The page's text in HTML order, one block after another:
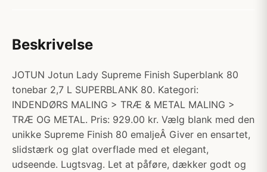
Beskrivelse
JOTUN Jotun Lady Supreme Finish Superblank 80
tonebar 2,7 L SUPERBLANK 80. Kategori:
INDENDØRS MALING > TRÆ & METAL MALING >
TRÆ OG METAL. Pris: 929.00 kr. Vælg blank med den
unikke Supreme Finish 80 emaljeÂ Giver en ensartet,
slidstærk og glat overflade med et elegant,
udseende. Lugtsvag. Let at påføre, dækker godt og